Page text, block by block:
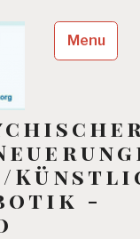
-
Menu